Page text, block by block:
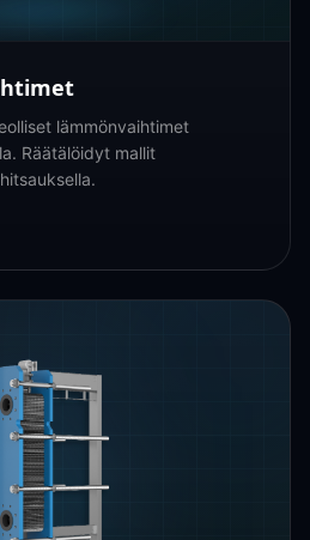
lämmönvaihtimet
Räätälöidyt mallit